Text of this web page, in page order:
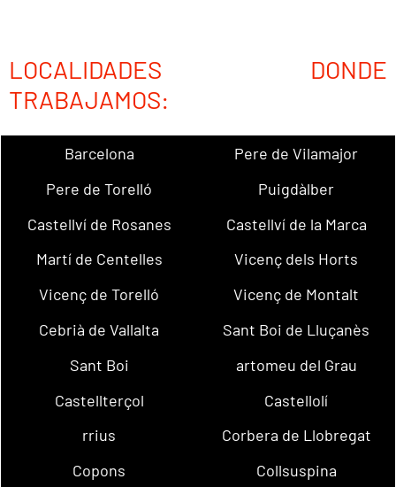
LOCALIDADES DONDE
TRABAJAMOS:
Barcelona
Pere de Vilamajor
Pere de Torelló
Puigdàlber
Castellví de Rosanes
Castellví de la Marca
Martí de Centelles
Vicenç dels Horts
Vicenç de Torelló
Vicenç de Montalt
Cebrià de Vallalta
Sant Boi de Lluçanès
Sant Boi
artomeu del Grau
Castellterçol
Castellolí
rrius
Corbera de Llobregat
Copons
Collsuspina